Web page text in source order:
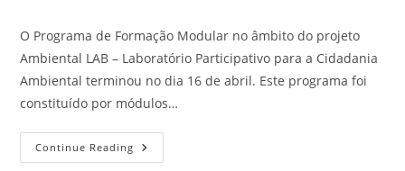
O Programa de Formação Modular no âmbito do projeto
Ambiental LAB – Laboratório Participativo para a Cidadania
Ambiental terminou no dia 16 de abril. Este programa foi
constituído por módulos…
Continue Reading